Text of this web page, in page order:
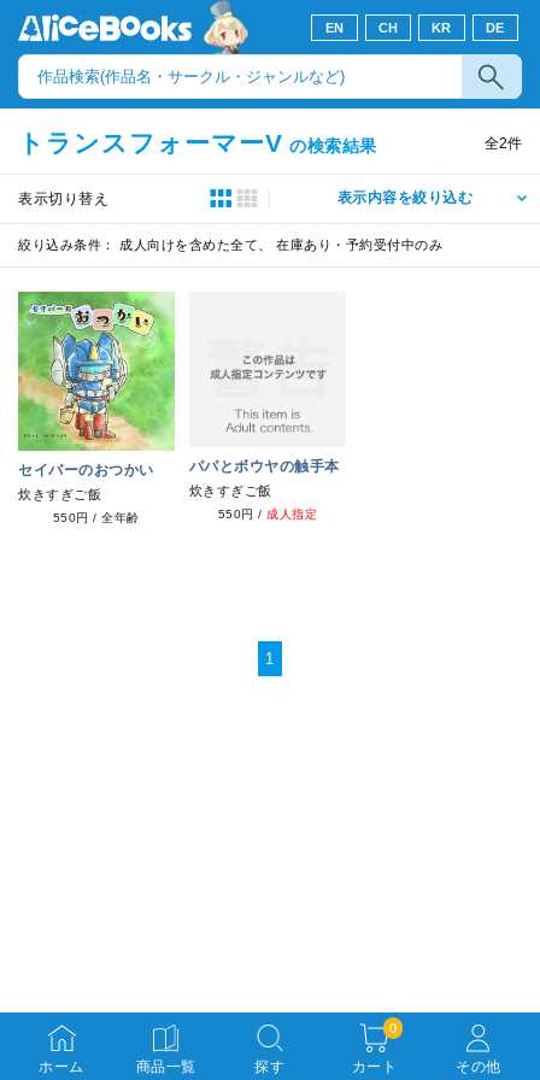
EN CH KR DE
トランスフォーマーV の検索結果 全2件
表示切り替え 表示内容を絞り込む
絞り込み条件： 成人向けを含めた全て、 在庫あり・予約受付中のみ
セイバーのおつかい
炊きすぎご飯
550円 /全年齢
パパとボウヤの触手本
炊きすぎご飯
550円 / 成人指定
1
ホーム 商品一覧 探す カート
0
その他